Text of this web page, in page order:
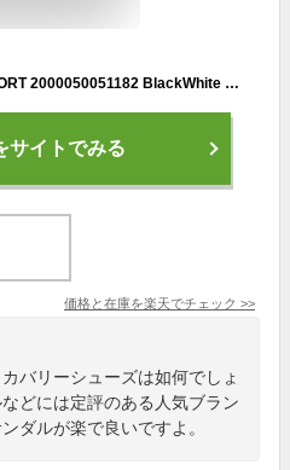
OOFOS ウーフォス OOAHH SPORT 2000050051182 BlackWhite リカバリーシューズ 5020040 特殊ソール 衝撃吸収 洗濯機で 洗濯可能 防臭効果 水に浮く 軽量 正規品
サイトでみる
価格と在庫を楽天でチェック >>
バリーシューズは如何でしょ
どには定評のある人気ブラン
ダルが楽で良いですよ。